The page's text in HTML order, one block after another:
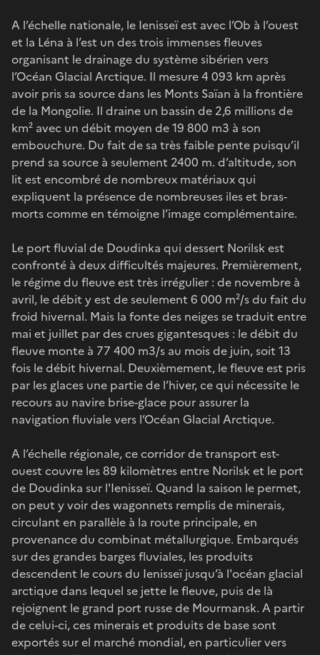
A l’échelle nationale, le Ienisseï est avec l’Ob à l’ouest
et la Léna à l’est un des trois immenses fleuves
organisant le drainage du système sibérien vers
l’Océan Glacial Arctique. Il mesure 4 093 km après
avoir pris sa source dans les Monts Saïan à la frontière
de la Mongolie. Il draine un bassin de 2,6 millions de
km² avec un débit moyen de 19 800 m3 à son
embouchure. Du fait de sa très faible pente puisqu’il
prend sa source à seulement 2400 m. d’altitude, son
lit est encombré de nombreux matériaux qui
expliquent la présence de nombreuses iles et bras-
morts comme en témoigne l’image complémentaire.
Le port fluvial de Doudinka qui dessert Norilsk est
confronté à deux difficultés majeures. Premièrement,
le régime du fleuve est très irrégulier : de novembre à
avril, le débit y est de seulement 6 000 m²/s du fait du
froid hivernal. Mais la fonte des neiges se traduit entre
mai et juillet par des crues gigantesques : le débit du
fleuve monte à 77 400 m3/s au mois de juin, soit 13
fois le débit hivernal. Deuxièmement, le fleuve est pris
par les glaces une partie de l’hiver, ce qui nécessite le
recours au navire brise-glace pour assurer la
navigation fluviale vers l’Océan Glacial Arctique.
A l’échelle régionale, ce corridor de transport est-
ouest couvre les 89 kilomètres entre Norilsk et le port
de Doudinka sur l'Ienisseï. Quand la saison le permet,
on peut y voir des wagonnets remplis de minerais,
circulant en parallèle à la route principale, en
provenance du combinat métallurgique. Embarqués
sur des grandes barges fluviales, les produits
descendent le cours du Ienisseï jusqu’à l'océan glacial
arctique dans lequel se jette le fleuve, puis de là
rejoignent le grand port russe de Mourmansk. A partir
de celui-ci, ces minerais et produits de base sont
exportés sur el marché mondial, en particulier vers